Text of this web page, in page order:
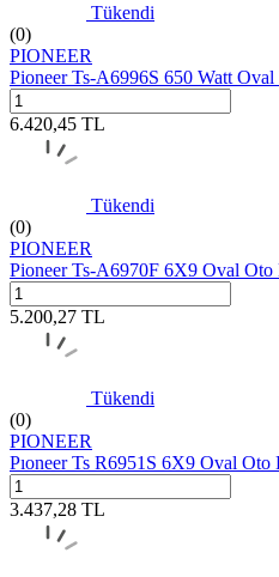
Tükendi
(0)
PIONEER
Pioneer Ts-A6996S 650 Watt
6.420,45 TL
Tükendi
(0)
PIONEER
Pioneer Ts-A6970F 6X9 Oval Oto
5.200,27 TL
Tükendi
(0)
PIONEER
Pıoneer Ts R6951S 6X9 Oval
3.437,28 TL